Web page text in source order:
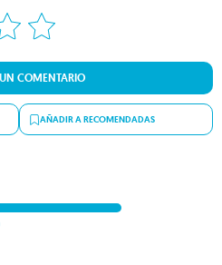
COMENTARIO
AÑADIR A RECOMENDADAS